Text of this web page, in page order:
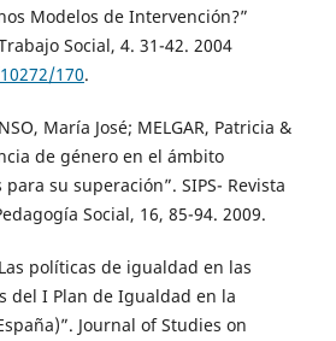
Modelos de Intervención?”
Social, 4. 31-42. 2004
170.
María José; MELGAR, Patricia &
de género en el ámbito
su superación”. SIPS- Revista
Social, 16, 85-94. 2009.
políticas de igualdad en las
del I Plan de Igualdad en la
Journal of Studies on